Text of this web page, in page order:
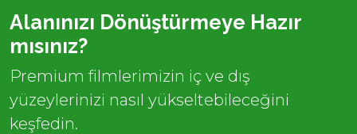
Alanınızı Dönüştürmeye Hazır
mısınız?
Premium filmlerimizin iç ve dış
yüzeylerinizi nasıl yükseltebileceğini
keşfedin.